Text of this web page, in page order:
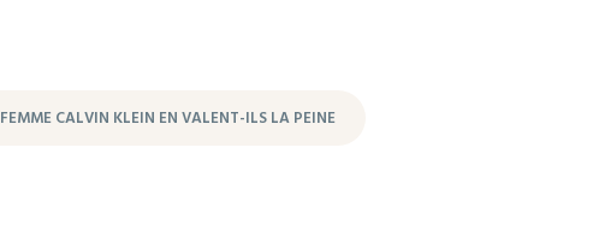
CALVIN KLEIN EN VALENT-ILS LA PEINE